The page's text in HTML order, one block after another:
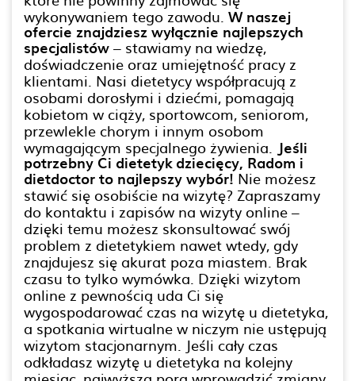
wykonywaniem tego zawodu. W naszej
ofercie znajdziesz wyłącznie najlepszych
specjalistów– stawiamy na wiedzę,
doświadczenie oraz umiejętność pracy z
klientami. Nasi dietetycy współpracują z
osobami dorosłymi i dziećmi, pomagają
kobietom w ciąży, sportowcom, seniorom,
przewlekle chorym i innym osobom
wymagającym specjalnego żywienia. Jeśli
potrzebny Ci dietetyk dziecięcy, Radom i
dietdoctor to najlepszy wybór!Nie możesz
stawić się osobiście na wizytę? Zapraszamy
do kontaktu i zapisów na wizyty online –
dzięki temu możesz skonsultować swój
problem z dietetykiem nawet wtedy, gdy
znajdujesz się akurat poza miastem. Brak
czasu to tylko wymówka. Dzięki wizytom
online z pewnością uda Ci się
wygospodarować czas na wizytę u dietetyka,
a spotkania wirtualne w niczym nie ustępują
wizytom stacjonarnym. Jeśli cały czas
odkładasz wizytę u dietetyka na kolejny